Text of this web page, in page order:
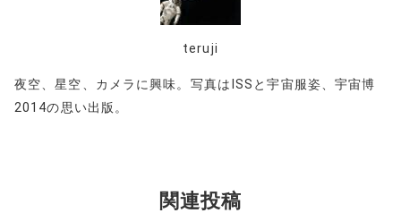
teruji
夜空、星空、カメラに興味。写真はISSと宇宙服姿、宇宙博
2014の思い出版。
関連投稿